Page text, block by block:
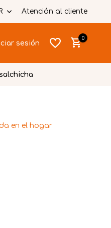
Atención al cliente
sesión
Crear una
0
en el hogar